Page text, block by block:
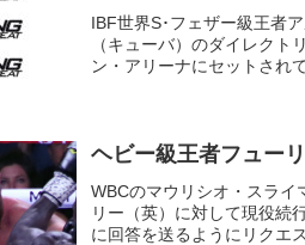
IBF世界S･フェザー級王者
（キューバ）のダイレク
ン・アリーナにセットされ
ヘビー級王者フュー
WBCのマウリシオ・スラ
リー（英）に対して現役続
に回答を送るようにリクエ